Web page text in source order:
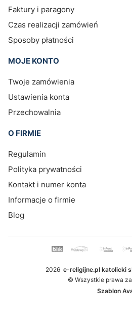
Faktury i paragony
Czas realizacji zamówień
Sposoby płatności
MOJE KONTO
Twoje zamówienia
Ustawienia konta
Przechowalnia
O FIRMIE
Regulamin
Polityka prywatności
Kontakt i numer konta
Informacje o firmie
Blog
2026 e-religijne.pl katolicki
© Wszystkie prawa
Szablon